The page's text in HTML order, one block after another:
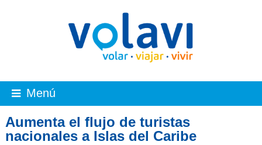
Menú
Aumenta el flujo de turistas
nacionales a Islas del Caribe